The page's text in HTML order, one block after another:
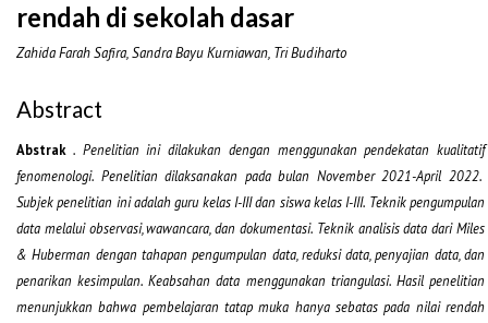
rendah di sekolah dasar
Zahida Farah Safira, Sandra Bayu Kurniawan, Tri Budiharto
Abstract
Abstrak . Penelitian ini dilakukan dengan menggunakan pendekatan kualitatif
fenomenologi. Penelitian dilaksanakan pada bulan November 2021-April 2022.
Subjek penelitian ini adalah guru kelas I-III dan siswa kelas I-III. Teknik pengumpulan
data melalui observasi, wawancara, dan dokumentasi. Teknik analisis data dari Miles
& Huberman dengan tahapan pengumpulan data, reduksi data, penyajian data, dan
penarikan kesimpulan. Keabsahan data menggunakan triangulasi. Hasilpenelitian
menunjukkan bahwa pembelajaran tatap muka hanya sebatas pada nilai rendah